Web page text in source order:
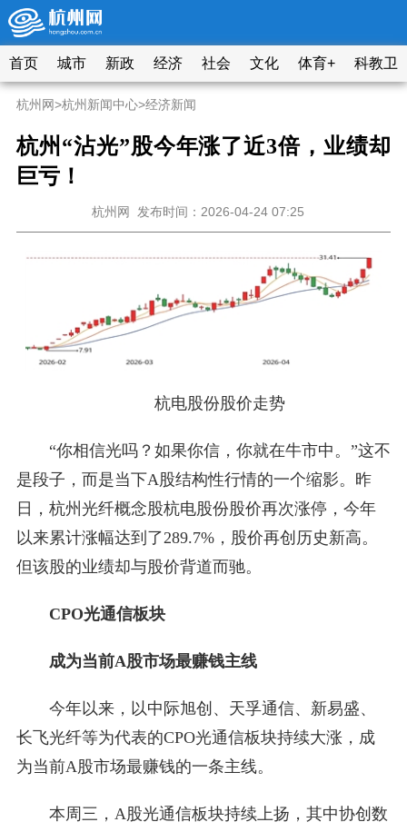
首页 城市 新政 经济 社会 文化 体育+ 科教卫
杭州网>杭州新闻中心>经济新闻
杭州“沾光”股今年涨了近3倍，业绩却
巨亏！
杭州网 发布时间：2026-04-24 07:25
杭电股份股价走势
“你相信光吗？如果你信，你就在牛市中。”这不
是段子，而是当下A股结构性行情的一个缩影。昨
日，杭州光纤概念股杭电股份股价再次涨停，今年
以来累计涨幅达到了289.7%，股价再创历史新高。
但该股的业绩却与股价背道而驰。
CPO光通信板块
成为当前A股市场最赚钱主线
今年以来，以中际旭创、天孚通信、新易盛、
长飞光纤等为代表的CPO光通信板块持续大涨，成
为当前A股市场最赚钱的一条主线。
本周三，A股光通信板块持续上扬，其中协创数